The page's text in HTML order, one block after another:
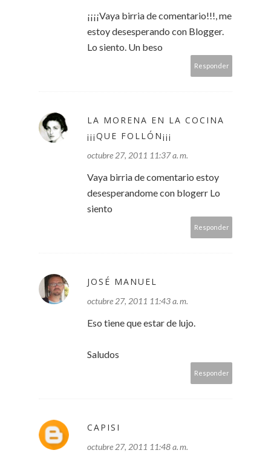
¡¡¡¡Vaya birria de comentario!!!, me
estoy desesperando con Blogger.
Lo siento. Un beso
Responder
LA MORENA EN LA COCINA
¡¡¡QUE FOLLÓN¡¡¡
octubre 27, 2011 11:37 a. m.
Vaya birria de comentario estoy
desesperandome con blogerr Lo
siento
Responder
JOSÉ MANUEL
octubre 27, 2011 11:43 a. m.
Eso tiene que estar de lujo.
Saludos
Responder
CAPISI
octubre 27, 2011 11:48 a. m.